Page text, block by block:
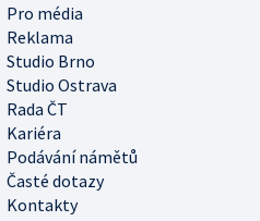
Pro média
Reklama
Studio Brno
Studio Ostrava
Rada ČT
Kariéra
Podávání námětů
Časté dotazy
Kontakty